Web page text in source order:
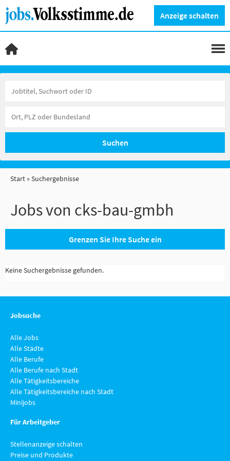
Anzeige schalten
Suchen
Start Suchergebnisse
Jobs von cks-bau-gmbh
Grenzen Sie Ihre Suche ein
Keine Suchergebnisse gefunden.
Jobsuche
Alle Jobs
Alle Städte
Alle Berufe
Alle Berufe nach Stadt
Alle Tätigkeitsbereiche
Alle Tätigkeitsbereiche nach Stadt
Minijobs
Für Arbeitgeber
Stellenanzeige schalten
Preise und Produkte